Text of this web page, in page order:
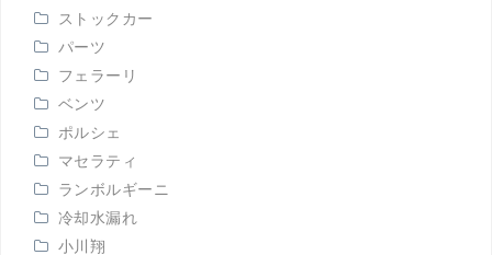
ストックカー
パーツ
フェラーリ
ベンツ
ポルシェ
マセラティ
ランボルギーニ
冷却水漏れ
小川翔